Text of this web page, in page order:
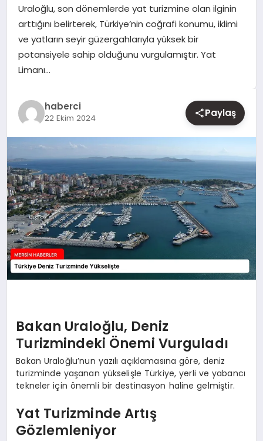
YAŞAM
EĞITIM
Uraloğlu, son dönemlerde yat turizmine olan ilginin
arttığını belirterek, Türkiye’nin coğrafi konumu, iklimi
ve yatların seyir güzergahlarıyla yüksek bir
potansiyele sahip olduğunu vurgulamıştır. Yat
Limanı…
haberci
22 Ekim 2024 Paylaş
Bakan Uraloğlu, Deniz
Turizmindeki Önemi Vurguladı
Bakan Uraloğlu’nun yazılı açıklamasına göre, deniz
turizminde yaşanan yükselişle Türkiye, yerli ve yabancı
tekneler için önemli bir destinasyon haline gelmiştir.
Yat Turizminde Artış
Gözlemleniyor